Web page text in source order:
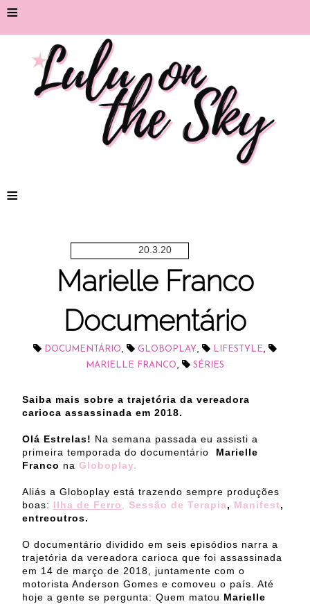
≡
≡
20.3.20
Marielle Franco
Documentário
DOCUMENTÁRIO, GLOBOPLAY, LIFESTYLE,
MARIELLE FRANCO, SÉRIES
Saiba mais sobre a trajetória da vereadora
carioca assassinada em 2018.
Olá Estrelas! Na semana passada eu assisti a
primeira temporada do documentário
Marielle
Franco na Globoplay.
Aliás a Globoplay está trazendo sempre produções
boas: Ilha de Ferro, Sessão de Terapia, Manifest,
entreoutros.
O documentário dividido em seis episódios narra a
trajetória da vereadora carioca que foi assassinada
em 14 de março de 2018, juntamente com o
motorista Anderson Gomes e comoveu o país. Até
hoje a gente se pergunta: Quem matou Marielle